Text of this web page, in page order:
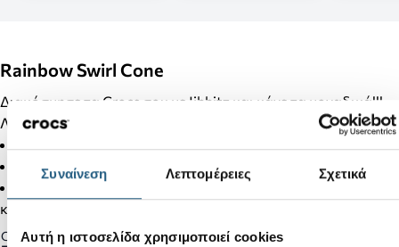
Συναίνεση Λεπτομέρειες Σχετικά
Αυτή η ιστοσελίδα χρησιμοποιεί cookies
Rainbow Swirl Cone
Διακόσμησε τα Crocs σου με Jibbitz και κάνε τα μοναδικά!!!
Λεπτομέρειες Προϊόντος:
Δεν απευθύνεται σε παιδιά κάτω των 3 ετών.
Στα προϊόντα της κατηγορίας Jibbitz δεν γίνονται αλλαγές
και επιστροφές.
Gender: